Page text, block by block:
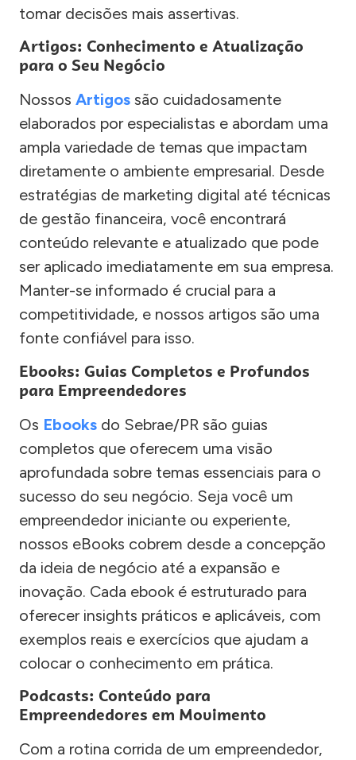
tomar decisões mais assertivas.
Artigos: Conhecimento e Atualização
para o Seu Negócio
Nossos Artigos são cuidadosamente
elaborados por especialistas e abordam uma
ampla variedade de temas que impactam
diretamente o ambiente empresarial. Desde
estratégias de marketing digital até técnicas
de gestão financeira, você encontrará
conteúdo relevante e atualizado que pode
ser aplicado imediatamente em sua empresa.
Manter-se informado é crucial para a
competitividade, e nossos artigos são uma
fonte confiável para isso.
Ebooks: Guias Completos e Profundos
para Empreendedores
Os Ebooks do Sebrae/PR são guias
completos que oferecem uma visão
aprofundada sobre temas essenciais para o
sucesso do seu negócio. Seja você um
empreendedor iniciante ou experiente,
nossos eBooks cobrem desde a concepção
da ideia de negócio até a expansão e
inovação. Cada ebook é estruturado para
oferecer insights práticos e aplicáveis, com
exemplos reais e exercícios que ajudam a
colocar o conhecimento em prática.
Podcasts: Conteúdo para
Empreendedores em Movimento
Com a rotina corrida de um empreendedor,